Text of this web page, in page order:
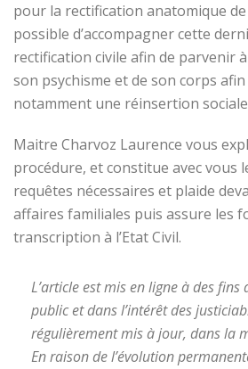
pour la rectification anatomique
possible d’accompagner cette
rectification civile afin de parvenir
son psychisme et de son corps
notamment une réinsertion
Maitre Charvoz Laurence vous
procédure, et constitue avec vous
requêtes nécessaires et plaide
affaires familiales puis assure les
transcription à l’Etat Civil.
L’article est mis en ligne à des
public et dans l’intérêt des
régulièrement mis à jour, dans la
En raison de l’évolution